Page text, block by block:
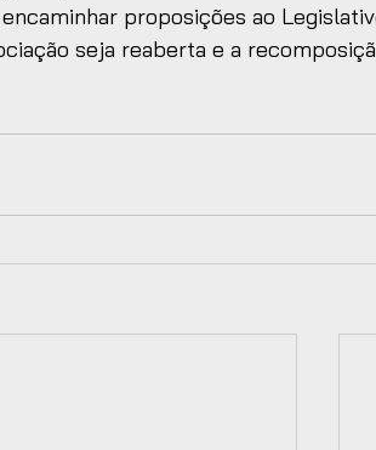
proposições ao
seja reaberta e a